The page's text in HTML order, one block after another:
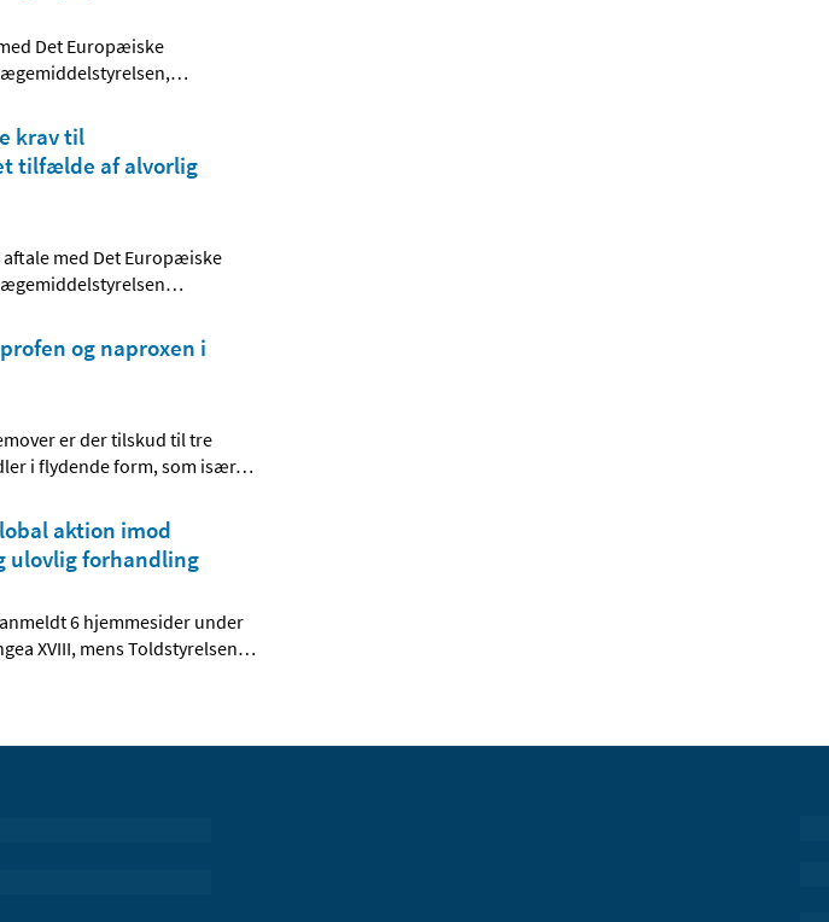
Det Europæiske
…
krav til
tilfælde af alvorlig
med Det Europæiske
…
og naproxen i
er der tilskud til tre
i flydende form, som især…
aktion imod
ulovlig forhandling
6 hjemmesider under
XVIII, mens Toldstyrelsen…